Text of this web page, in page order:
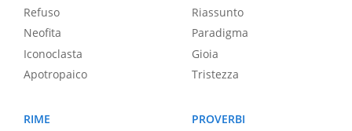
Refuso
Neofita
Iconoclasta
Apotropaico
Riassunto
Paradigma
Gioia
Tristezza
RIME
PROVERBI